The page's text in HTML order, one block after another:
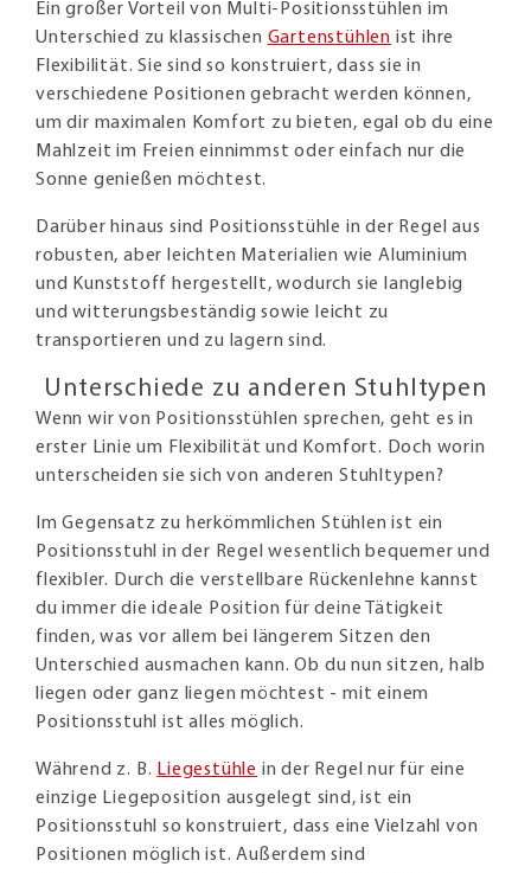
Ein großer Vorteil von Multi-Positionsstühlen im
Unterschied zu klassischen Gartenstühlen ist ihre
Flexibilität. Sie sind so konstruiert, dass sie in
verschiedene Positionen gebracht werden können,
um dir maximalen Komfort zu bieten, egal ob du eine
Mahlzeit im Freien einnimmst oder einfach nur die
Sonne genießen möchtest.
Darüber hinaus sind Positionsstühle in der Regel aus
robusten, aber leichten Materialien wie Aluminium
und Kunststoff hergestellt, wodurch sie langlebig
und witterungsbeständig sowie leicht zu
transportieren und zu lagern sind.
Unterschiede zu anderen Stuhltypen
Wenn wir von Positionsstühlen sprechen, geht es in
erster Linie um Flexibilität und Komfort. Doch worin
unterscheiden sie sich von anderen Stuhltypen?
Im Gegensatz zu herkömmlichen Stühlen ist ein
Positionsstuhl in der Regel wesentlich bequemer und
flexibler. Durch die verstellbare Rückenlehne kannst
du immer die ideale Position für deine Tätigkeit
finden, was vor allem bei längerem Sitzen den
Unterschied ausmachen kann. Ob du nun sitzen, halb
liegen oder ganz liegen möchtest - mit einem
Positionsstuhl ist alles möglich.
Während z. B. Liegestühle in der Regel nur für eine
einzige Liegeposition ausgelegt sind, ist ein
Positionsstuhl so konstruiert, dass eine Vielzahl von
Positionen möglich ist. Außerdem sind